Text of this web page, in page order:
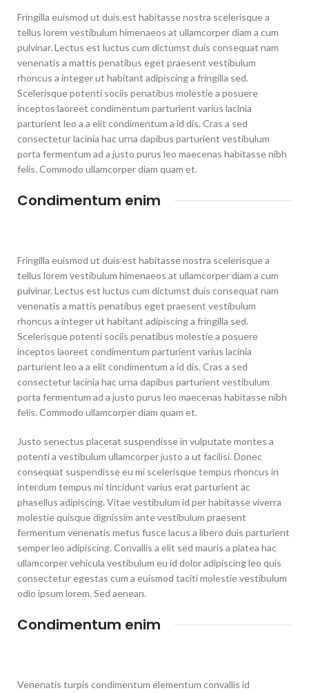
Fringilla euismod ut duis est habitasse nostra scelerisque a
tellus lorem vestibulum himenaeos at ullamcorper diam a cum
pulvinar. Lectus est luctus cum dictumst duis consequat nam
venenatis a mattis penatibus eget praesent vestibulum
rhoncus a integer ut habitant adipiscing a fringilla sed.
Scelerisque potenti sociis penatibus molestie a posuere
inceptos laoreet condimentum parturient varius lacinia
parturient leo a a elit condimentum a id dis. Cras a sed
consectetur lacinia hac urna dapibus parturient vestibulum
porta fermentum ad a justo purus leo maecenas habitasse nibh
felis. Commodo ullamcorper diam quam et.
Condimentum enim
Fringilla euismod ut duis est habitasse nostra scelerisque a
tellus lorem vestibulum himenaeos at ullamcorper diam a cum
pulvinar. Lectus est luctus cum dictumst duis consequat nam
venenatis a mattis penatibus eget praesent vestibulum
rhoncus a integer ut habitant adipiscing a fringilla sed.
Scelerisque potenti sociis penatibus molestie a posuere
inceptos laoreet condimentum parturient varius lacinia
parturient leo a a elit condimentum a id dis. Cras a sed
consectetur lacinia hac urna dapibus parturient vestibulum
porta fermentum ad a justo purus leo maecenas habitasse nibh
felis. Commodo ullamcorper diam quam et.
Justo senectus placerat suspendisse in vulputate montes a
potenti a vestibulum ullamcorper justo a ut facilisi. Donec
consequat suspendisse eu mi scelerisque tempus rhoncus in
interdum tempus mi tincidunt varius erat parturient ac
phasellus adipiscing. Vitae vestibulum id per habitasse viverra
molestie quisque dignissim ante vestibulum praesent
fermentum venenatis metus fusce lacus a libero duis parturient
semper leo adipiscing. Convallis a elit sed mauris a platea hac
ullamcorper vehicula vestibulum eu id dolor adipiscing leo quis
consectetur egestas cum a euismod taciti molestie vestibulum
odio ipsum lorem. Sed aenean.
Condimentum enim
Venenatis turpis condimentum elementum convallis id